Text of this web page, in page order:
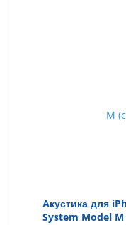
Акустика для
System Model